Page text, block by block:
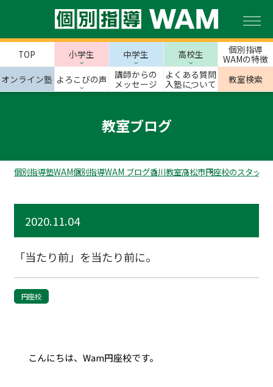
TOP 小学生 中学生 高校生
個別指導
WAMの特徴
オンライン塾 よろこびの声
講師からの
メッセージ
よくある質問
入塾について
教室検索
教室ブログ
個別指導塾WAM個別指導WAM ブログ香川教室高松市円座校のスタッフ
2020.11.04
「当たり前」を当たり前に。
円座校
こんにちは、Wam円座校です。